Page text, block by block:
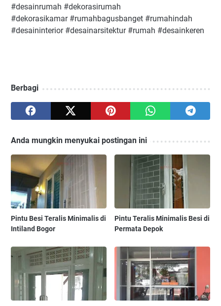
#desainrumah #dekorasirumah
#dekorasikamar #rumahbagusbanget #rumahindah
#desaininterior #desainarsitektur #rumah #desainkeren
Berbagi
Anda mungkin menyukai postingan ini
Pintu Besi Teralis Minimalis di
Intiland Bogor
Pintu Teralis Minimalis Besi di
Permata Depok